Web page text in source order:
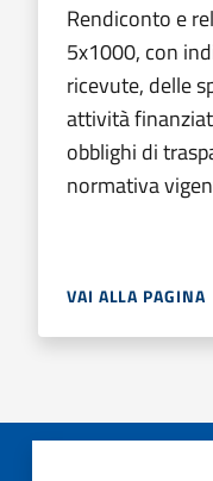
Rendiconto e
5x1000, con
ricevute, delle
attività
obblighi di
normativa
VAI ALLA PAGINA